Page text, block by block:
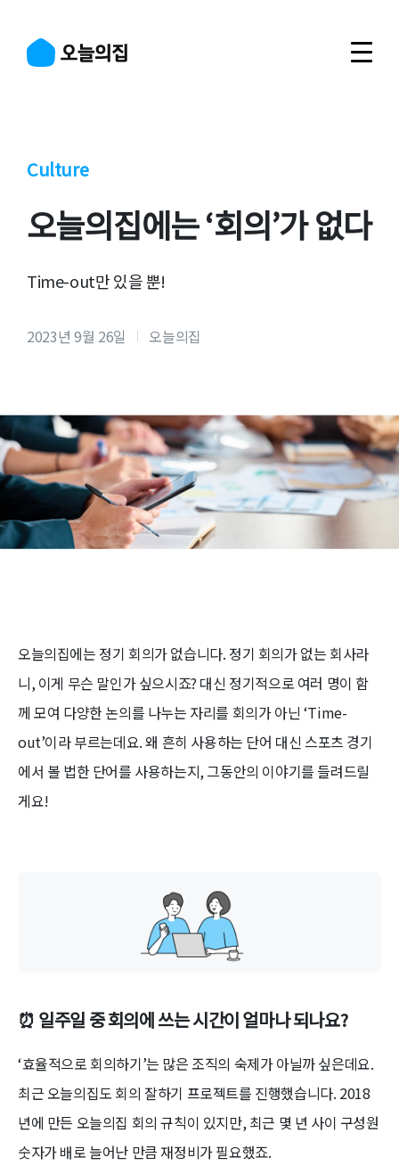
Culture
오늘의집에는 ‘회의’가 없다
Time-out만 있을 뿐!
2023년 9월 26일 오늘의집
오늘의집에는 정기 회의가 없습니다. 정기 회의가 없는 회사라
니, 이게 무슨 말인가 싶으시죠? 대신 정기적으로 여러 명이 함
께 모여 다양한 논의를 나누는 자리를 회의가 아닌 ‘Time-
out’이라 부르는데요. 왜 흔히 사용하는 단어 대신 스포츠 경기
에서 볼 법한 단어를 사용하는지, 그동안의 이야기를 들려드릴
게요!
⏰ 일주일 중 회의에 쓰는 시간이 얼마나 되나요?
‘효율적으로 회의하기’는 많은 조직의 숙제가 아닐까 싶은데요.
최근 오늘의집도 회의 잘하기 프로젝트를 진행했습니다. 2018
년에 만든 오늘의집 회의 규칙이 있지만, 최근 몇 년 사이 구성원
숫자가 배로 늘어난 만큼 재정비가 필요했죠.